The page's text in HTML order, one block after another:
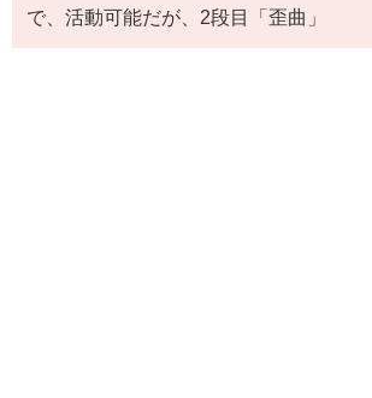
で、活動可能だが、2段目「歪曲」